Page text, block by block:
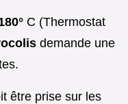
C (Thermostat
demande une
être prise sur les